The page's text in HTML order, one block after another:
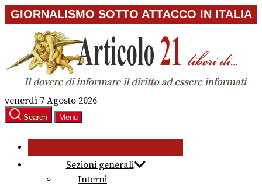
Skip
to
content
GIORNALISMO SOTTO ATTACCO IN ITALIA
venerdì 7 Agosto 2026
Search Menu
Sezioni generali
Interni